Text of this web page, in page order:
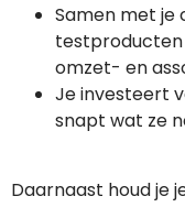
Samen met je
testproducten
omzet- en
Je investeert
snapt wat ze
Daarnaast houd je